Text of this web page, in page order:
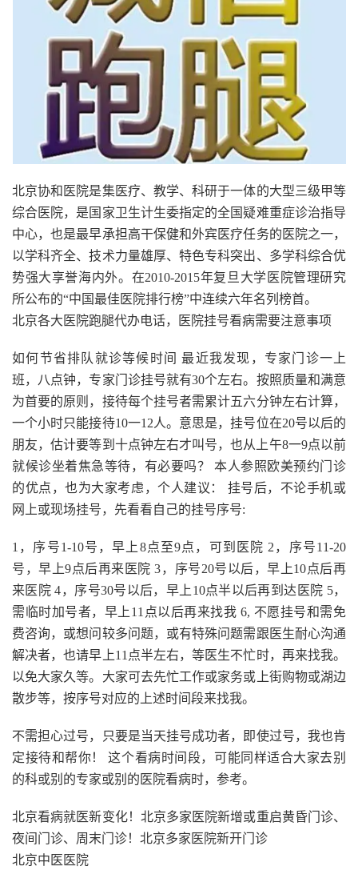
北京协和医院是集医疗、教学、科研于一体的大型三级甲等
综合医院，是国家卫生计生委指定的全国疑难重症诊治指导
中心，也是最早承担高干保健和外宾医疗任务的医院之一，
以学科齐全、技术力量雄厚、特色专科突出、多学科综合优
势强大享誉海内外。在2010-2015年复旦大学医院管理研究
所公布的“中国最佳医院排行榜”中连续六年名列榜首。
北京各大医院跑腿代办电话，医院挂号看病需要注意事项
如何节省排队就诊等候时间 最近我发现，专家门诊一上
班，八点钟，专家门诊挂号就有30个左右。按照质量和满意
为首要的原则，接待每个挂号者需累计五六分钟左右计算，
一个小时只能接待10一12人。意思是，挂号位在20号以后的
朋友，估计要等到十点钟左右才叫号，也从上午8一9点以前
就候诊坐着焦急等待，有必要吗？ 本人参照欧美预约门诊
的优点，也为大家考虑，个人建议： 挂号后，不论手机或
网上或现场挂号，先看看自己的挂号序号:
1，序号1-10号，早上8点至9点，可到医院 2，序号11-20
号，早上9点后再来医院 3，序号20号以后，早上10点后再
来医院 4，序号30号以后，早上10点半以后再到达医院 5，
需临时加号者，早上11点以后再来找我 6, 不愿挂号和需免
费咨询，或想问较多问题，或有特殊问题需跟医生耐心沟通
解决者，也请早上11点半左右，等医生不忙时，再来找我。
以免大家久等。大家可去先忙工作或家务或上街购物或湖边
散步等，按序号对应的上述时间段来找我。
不需担心过号，只要是当天挂号成功者，即使过号，我也肯
定接待和帮你！ 这个看病时间段，可能同样适合大家去别
的科或别的专家或别的医院看病时，参考。
北京看病就医新变化！北京多家医院新增或重启黄昏门诊、
夜间门诊、周末门诊！北京多家医院新开门诊
北京中医医院